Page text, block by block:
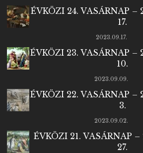
ÉVKÖZI 24. VASÁRNAP –
17.
2023.09.17.
ÉVKÖZI 23. VASÁRNAP –
10.
2023.09.09.
ÉVKÖZI 22. VASÁRNAP –
3.
2023.09.02.
ÉVKÖZI 21. VASÁRNAP
27.